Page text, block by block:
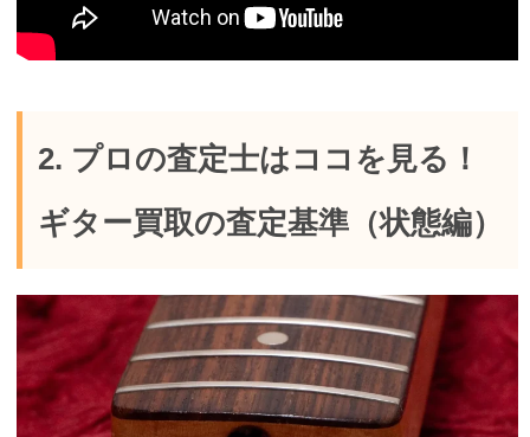
2. プロの査定士はココを見る！
ギター買取の査定基準（状態編）